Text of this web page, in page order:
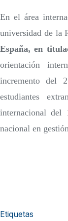
En el área
universidad de la
España, en
orientación
incremento del
estudiantes
internacional
nacional en
Etiquetas